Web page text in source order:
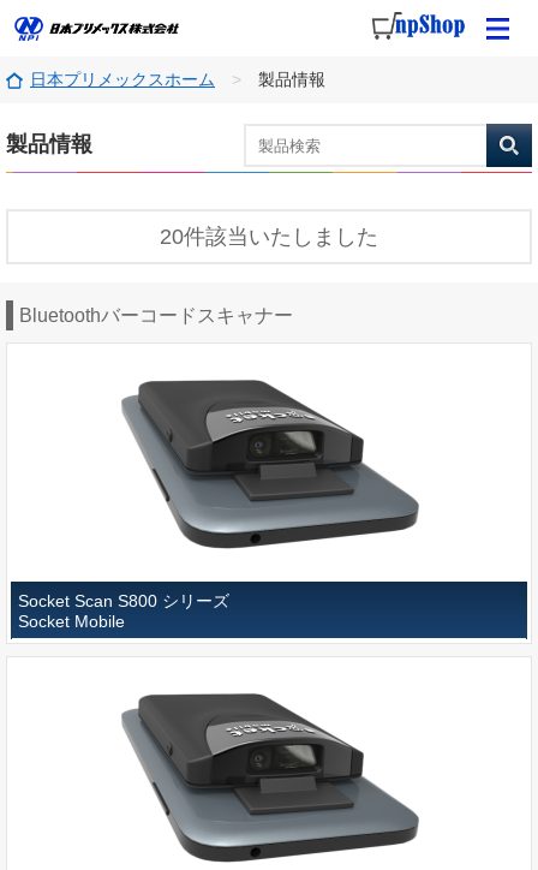
日本プリメックスホーム 製品情報
製品情報
20件該当いたしました
Bluetoothバーコードスキャナー
Socket Scan S800 シリーズ
Socket Mobile